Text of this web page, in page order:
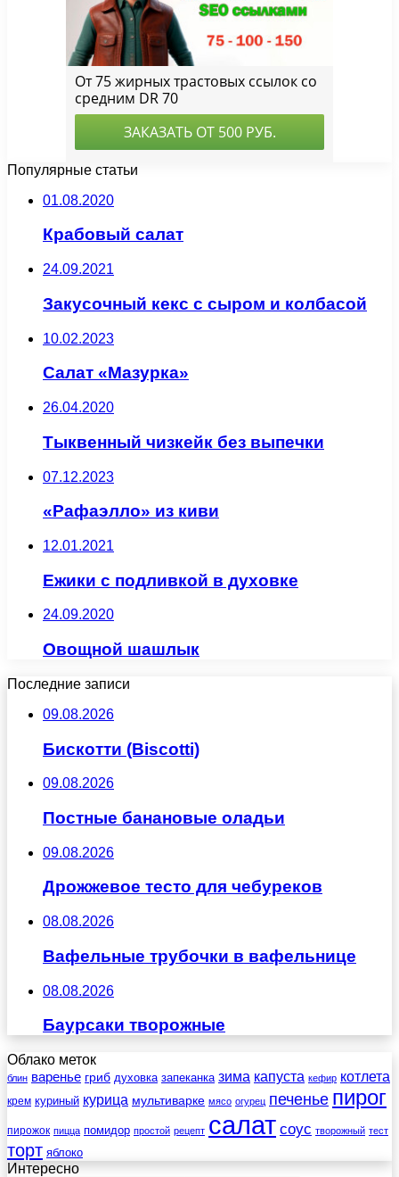
Популярные статьи
01.08.2020
Крабовый салат
24.09.2021
Закусочный кекс с сыром и колбасой
10.02.2023
Салат «Мазурка»
26.04.2020
Тыквенный чизкейк без выпечки
07.12.2023
«Рафаэлло» из киви
12.01.2021
Ежики с подливкой в духовке
24.09.2020
Овощной шашлык
Последние записи
09.08.2026
Бискотти (Biscotti)
09.08.2026
Постные банановые оладьи
09.08.2026
Дрожжевое тесто для чебуреков
08.08.2026
Вафельные трубочки в вафельнице
08.08.2026
Баурсаки творожные
Облако меток
блин варенье гриб духовка запеканка зима капуста кефир котлета
крем куриный курица мультиварке мясо огурец печенье пирог
пирожок пицца помидор простой рецепт салат соус творожный тест
торт яблоко
Интересно